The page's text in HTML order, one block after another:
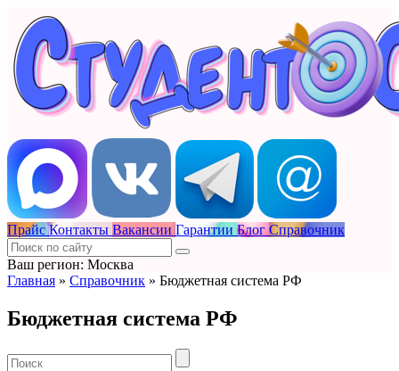
Прайс Контакты Вакансии Гарантии Блог Справочник
Ваш регион: Москва
Главная » Справочник » Бюджетная система РФ
Бюджетная система РФ